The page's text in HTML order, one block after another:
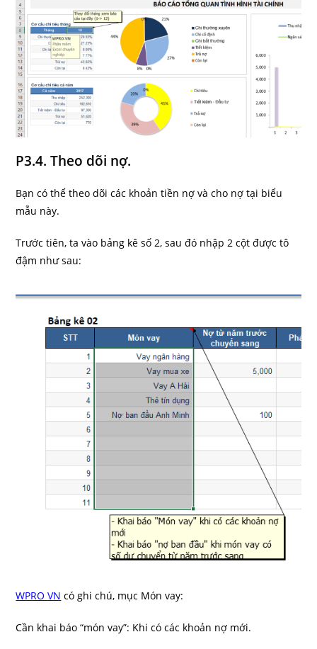
P3.4. Theo dõi nợ.
Bạn có thể theo dõi các khoản tiền nợ và cho nợ tại biểu
mẫu này.
Trước tiên, ta vào bảng kê số 2, sau đó nhập 2 cột được tô
đậm như sau:
WPRO VN có ghi chú, mục Món vay:
Cần khai báo “món vay”: Khi có các khoản nợ mới.